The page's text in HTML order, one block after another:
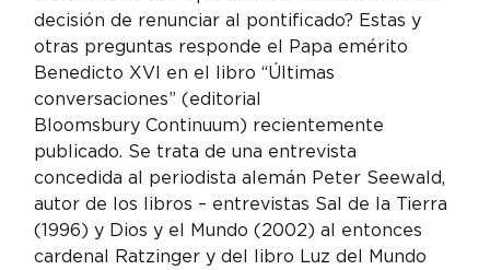
decisión de renunciar al pontificado? Estas y
otras preguntas responde el Papa emérito
Benedicto XVI en el libro “Últimas
conversaciones” (editorial
Bloomsbury Continuum) recientemente
publicado. Se trata de una entrevista
concedida al periodista alemán Peter Seewald,
autor de los libros – entrevistas Sal de la Tierra
(1996) y Dios y el Mundo (2002) al entonces
cardenal Ratzinger y del libro Luz del Mundo